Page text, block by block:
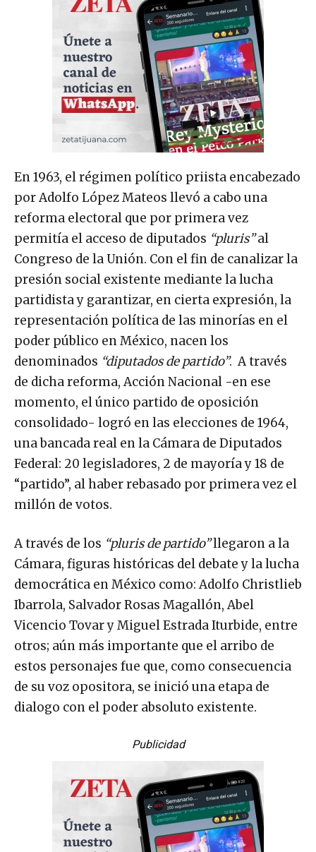
En 1963, el régimen político priista encabezado
por Adolfo López Mateos llevó a cabo una
reforma electoral que por primera vez
permitía el acceso de diputados “pluris”al
Congreso de la Unión. Con el fin de canalizar la
presión social existente mediante la lucha
partidista y garantizar, en cierta expresión, la
representación política de las minorías en el
poder público en México, nacen los
denominados “diputados de partido”. A través
de dicha reforma, Acción Nacional -en ese
momento, el único partido de oposición
consolidado- logró en las elecciones de 1964,
una bancada real en la Cámara de Diputados
Federal: 20 legisladores, 2 de mayoría y 18 de
“partido”, al haber rebasado por primera vez el
millón de votos.
A través de los “pluris de partido”llegaron a la
Cámara, figuras históricas del debate y la lucha
democrática en México como: Adolfo Christlieb
Ibarrola, Salvador Rosas Magallón, Abel
Vicencio Tovar y Miguel Estrada Iturbide, entre
otros; aún más importante que el arribo de
estos personajes fue que, como consecuencia
de su voz opositora, se inició una etapa de
dialogo con el poder absoluto existente.
Publicidad